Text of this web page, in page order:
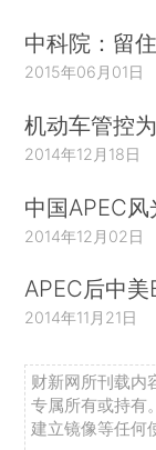
中科院：留
2015年06月01日
机动车管控
2014年12月18日
中国APEC
2014年12月02日
APEC后中
2014年11月21日
财新网所刊载内
专属所有或持有
建立镜像等任何